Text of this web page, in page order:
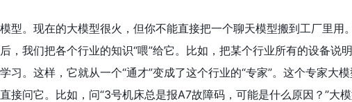
型。现在的大模型很火，但你不能直接把一个聊天模型搬到工厂里用
，我们把各个行业的知识“喂”给它。比如，把某个行业所有的设备说
习。这样，它就从一个“通才”变成了这个行业的“专家”。这个专家大
接问它。比如，问“3号机床总是报A7故障码，可能是什么原因？”大